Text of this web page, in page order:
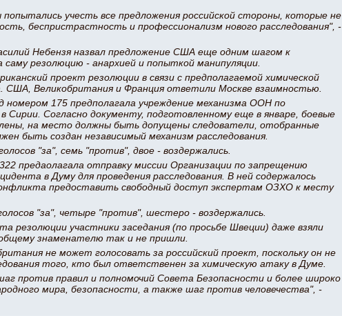
учесть все предложения российской стороны, которые не
беспристрастность и профессионализм нового расследования", -
Небензя назвал предложение США еще одним шагом к
резолюцию - анархией и попыткой манипуляции.
проект резолюции в связи с предполагаемой химической
США, Великобритания и Франция ответили Москве взаимностью.
номером 175 предполагала учреждение механизма ООН по
Сирии. Согласно документу, подготовленному еще в январе, боевые
на место должны быть допущены следователи, отобранные
быть создан независимый механизм расследования.
"за", семь "против", двое - воздержались.
предаолагала отправку миссии Организации по запрещению
в Думу для проведения расследования. В ней содержалось
предоставить свободный доступ экспертам ОЗХО к месту
"за", четыре "против", шестеро - воздержались.
резолюции участники заседания (по просьбе Швеции) даже взяли
знаменателю так и не пришли.
не может голосовать за российский проект, поскольку он не
того, кто был ответственен за химическую атаку в Думе.
против правил и полномочий Совета Безопасности и более широко
мира, безопасности, а также шаг против человечества", -